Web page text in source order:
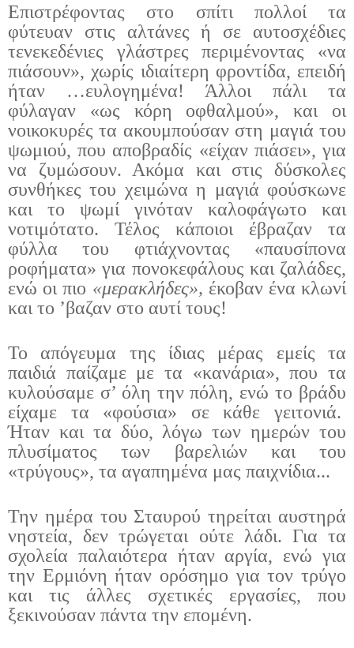
Επιστρέφοντας στο σπίτι πολλοί τα
φύτευαν στις αλτάνες ή σε αυτοσχέδιες
τενεκεδένιες γλάστρες περιμένοντας «να
πιάσουν», χωρίς ιδιαίτερη φροντίδα, επειδή
ήταν …ευλογημένα! Άλλοι πάλι τα
φύλαγαν «ως κόρη οφθαλμού», και οι
νοικοκυρές τα ακουμπούσαν στη μαγιά του
ψωμιού, που αποβραδίς «είχαν πιάσει», για
να ζυμώσουν. Ακόμα και στις δύσκολες
συνθήκες του χειμώνα η μαγιά φούσκωνε
και το ψωμί γινόταν καλοφάγωτο και
νοτιμότατο. Τέλος κάποιοι έβραζαν τα
φύλλα του φτιάχνοντας «παυσίπονα
ροφήματα» για πονοκεφάλους και ζαλάδες,
ενώ οι πιο «μερακλήδες», έκοβαν ένα κλωνί
και το ’βαζαν στο αυτί τους!
Το απόγευμα της ίδιας μέρας εμείς τα
παιδιά παίζαμε με τα «κανάρια», που τα
κυλούσαμε σ’ όλη την πόλη, ενώ το βράδυ
είχαμε τα «φούσια» σε κάθε γειτονιά.
Ήταν και τα δύο, λόγω των ημερών του
πλυσίματος των βαρελιών και του
«τρύγους», τα αγαπημένα μας παιχνίδια...
Την ημέρα του Σταυρού τηρείται αυστηρά
νηστεία, δεν τρώγεται ούτε λάδι. Για τα
σχολεία παλαιότερα ήταν αργία, ενώ για
την Ερμιόνη ήταν ορόσημο για τον τρύγο
και τις άλλες σχετικές εργασίες, που
ξεκινούσαν πάντα την επομένη.